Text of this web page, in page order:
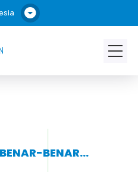
BENAR…